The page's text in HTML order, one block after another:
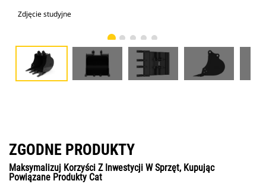
Zdjęcie studyjne
ZGODNE PRODUKTY
Maksymalizuj Korzyści Z Inwestycji W Sprzęt, Kupując
Powiązane Produkty Cat